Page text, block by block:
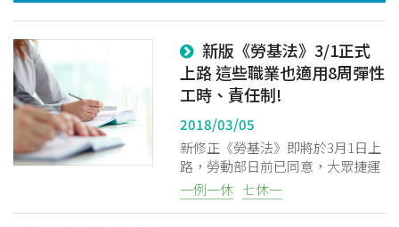
新版《勞基法》3/1正式
上路 這些職業也適用8周彈性
工時、責任制!
2018/03/05
新修正《勞基法》即將於3月1日上
路，勞動部日前已同意，大眾捷運
運業、婚紗及結婚攝影業可納8周
彈性工時，每周正常工時達48小
一例一休 七休一